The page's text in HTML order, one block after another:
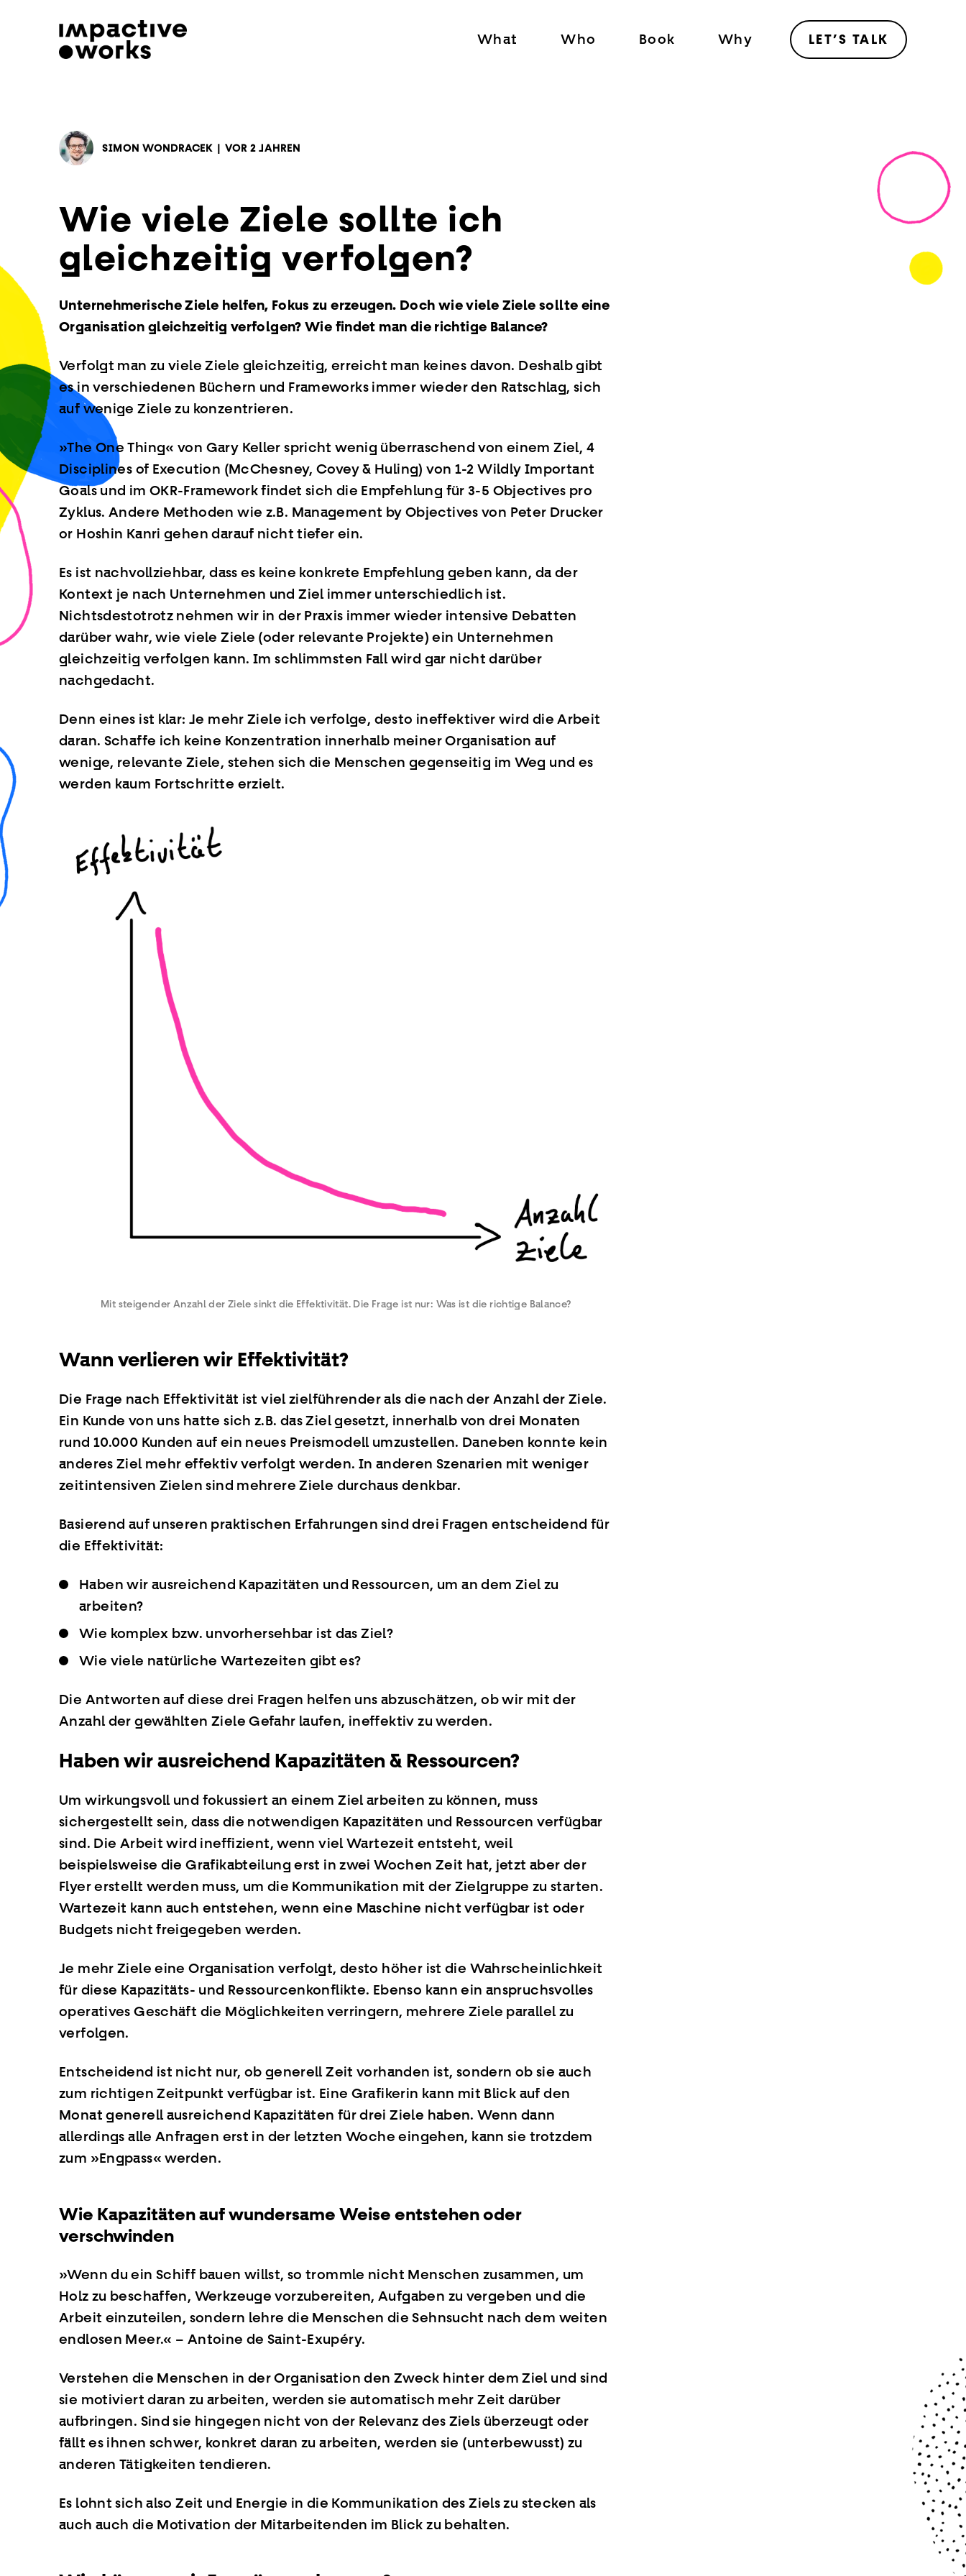
What Who Book Why LET’S TALK
SIMON WONDRACEK | VOR 2 JAHREN
Wie viele Ziele sollte ich
gleichzeitig verfolgen?
Unternehmerische Ziele helfen, Fokus zu erzeugen. Doch wie viele Ziele sollte eine
Organisation gleichzeitig verfolgen? Wie findet man die richtige Balance?
Verfolgt man zu viele Ziele gleichzeitig, erreicht man keines davon. Deshalb gibt
es in verschiedenen Büchern und Frameworks immer wieder den Ratschlag, sich
auf wenige Ziele zu konzentrieren.
»The One Thing« von Gary Keller spricht wenig überraschend von einem Ziel, 4
Disciplines of Execution (McChesney, Covey & Huling) von 1-2 Wildly Important
Goals und im OKR-Framework findet sich die Empfehlung für 3-5 Objectives pro
Zyklus. Andere Methoden wie z.B. Management by Objectives von Peter Drucker
or Hoshin Kanri gehen darauf nicht tiefer ein.
Es ist nachvollziehbar, dass es keine konkrete Empfehlung geben kann, da der
Kontext je nach Unternehmen und Ziel immer unterschiedlich ist.
Nichtsdestotrotz nehmen wir in der Praxis immer wieder intensive Debatten
darüber wahr, wie viele Ziele (oder relevante Projekte) ein Unternehmen
gleichzeitig verfolgen kann. Im schlimmsten Fall wird gar nicht darüber
nachgedacht.
Denn eines ist klar: Je mehr Ziele ich verfolge, desto ineffektiver wird die Arbeit
daran. Schaffe ich keine Konzentration innerhalb meiner Organisation auf
wenige, relevante Ziele, stehen sich die Menschen gegenseitig im Weg und es
werden kaum Fortschritte erzielt.
Mit steigender Anzahl der Ziele sinkt die Effektivität. Die Frage ist nur: Was ist die richtige Balance?
Wann verlieren wir Effektivität?
Die Frage nach Effektivität ist viel zielführender als die nach der Anzahl der Ziele.
Ein Kunde von uns hatte sich z.B. das Ziel gesetzt, innerhalb von drei Monaten
rund 10.000 Kunden auf ein neues Preismodell umzustellen. Daneben konnte kein
anderes Ziel mehr effektiv verfolgt werden. In anderen Szenarien mit weniger
zeitintensiven Zielen sind mehrere Ziele durchaus denkbar.
Basierend auf unseren praktischen Erfahrungen sind drei Fragen entscheidend für
die Effektivität:
Haben wir ausreichend Kapazitäten und Ressourcen, um an dem Ziel zu
arbeiten?
Wie komplex bzw. unvorhersehbar ist das Ziel?
Wie viele natürliche Wartezeiten gibt es?
Die Antworten auf diese drei Fragen helfen uns abzuschätzen, ob wir mit der
Anzahl der gewählten Ziele Gefahr laufen, ineffektiv zu werden.
Haben wir ausreichend Kapazitäten & Ressourcen?
Um wirkungsvoll und fokussiert an einem Ziel arbeiten zu können, muss
sichergestellt sein, dass die notwendigen Kapazitäten und Ressourcen verfügbar
sind. Die Arbeit wird ineffizient, wenn viel Wartezeit entsteht, weil
beispielsweise die Grafikabteilung erst in zwei Wochen Zeit hat, jetzt aber der
Flyer erstellt werden muss, um die Kommunikation mit der Zielgruppe zu starten.
Wartezeit kann auch entstehen, wenn eine Maschine nicht verfügbar ist oder
Budgets nicht freigegeben werden.
Je mehr Ziele eine Organisation verfolgt, desto höher ist die Wahrscheinlichkeit
für diese Kapazitäts- und Ressourcenkonflikte. Ebenso kann ein anspruchsvolles
operatives Geschäft die Möglichkeiten verringern, mehrere Ziele parallel zu
verfolgen.
Entscheidend ist nicht nur, ob generell Zeit vorhanden ist, sondern ob sie auch
zum richtigen Zeitpunkt verfügbar ist. Eine Grafikerin kann mit Blick auf den
Monat generell ausreichend Kapazitäten für drei Ziele haben. Wenn dann
allerdings alle Anfragen erst in der letzten Woche eingehen, kann sie trotzdem
zum »Engpass« werden.
Wie Kapazitäten auf wundersame Weise entstehen oder
verschwinden
»Wenn du ein Schiff bauen willst, so trommle nicht Menschen zusammen, um
Holz zu beschaffen, Werkzeuge vorzubereiten, Aufgaben zu vergeben und die
Arbeit einzuteilen, sondern lehre die Menschen die Sehnsucht nach dem weiten
endlosen Meer.« – Antoine de Saint-Exupéry.
Verstehen die Menschen in der Organisation den Zweck hinter dem Ziel und sind
sie motiviert daran zu arbeiten, werden sie automatisch mehr Zeit darüber
aufbringen. Sind sie hingegen nicht von der Relevanz des Ziels überzeugt oder
fällt es ihnen schwer, konkret daran zu arbeiten, werden sie (unterbewusst) zu
anderen Tätigkeiten tendieren.
Es lohnt sich also Zeit und Energie in die Kommunikation des Ziels zu stecken als
auch auch die Motivation der Mitarbeitenden im Blick zu behalten.